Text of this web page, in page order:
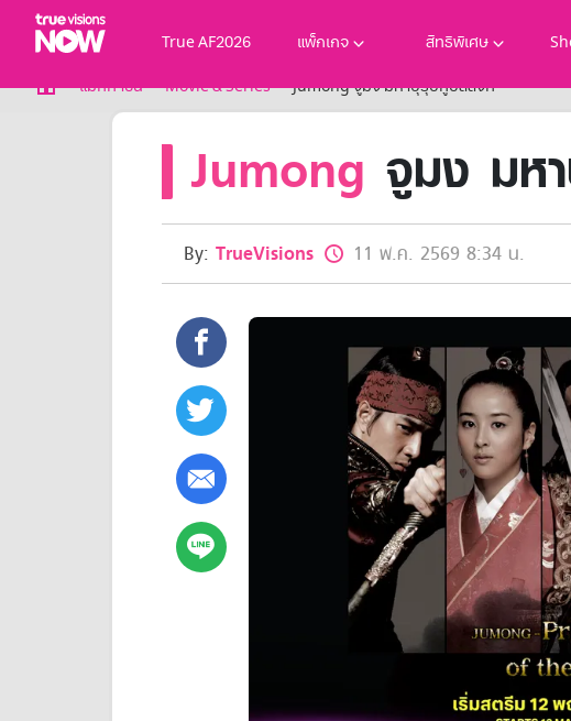
True AF2026 แพ็กเกจ สิทธิพิเศษ
True AF2026
แพ็กเกจ
NOW BUNDLES
NOW Muay Thai
แพ็กเกจทรูวิชันส์นาวทั้งหมด
สิทธิพิเศษลูกค้าทรูวิชั่นส์
แพ็กเกจสำหรับผู้ประกอบการ
หาร้านร่วมรายการ
แม็กกาซีน Movie & Series Jumong จูมง มหาบุรุษกู้บัลลังก์
Jumong จูมง มห
By: TrueVisions 11 พ.ค. 2569 8:34 น.